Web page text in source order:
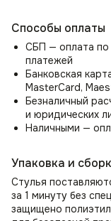
кухни, как
как стул
прикроватный,
Куда бы Вы не
в гостиную, в
ванную, в
тем предметом
Комфортное
без чехлов на
данная модель
Ножки - прочный
Способы оплаты
СБП — оплата по
платежей
Банковская
MasterCard,
Безналичный
и юридических
Наличными —
Упаковка и
Стулья
за 1 минуту без
защищено